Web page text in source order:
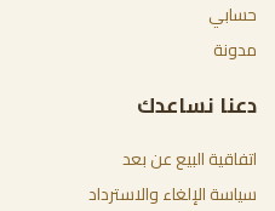
حسابي
مدونة
دعنا نساعدك
اتفاقية البيع عن بعد
سياسة الإلغاء والاسترداد